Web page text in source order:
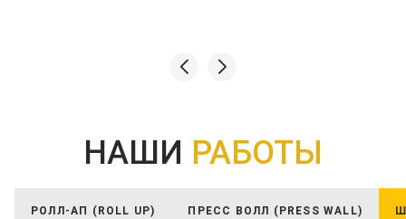
НАШИ РАБОТЫ
РОЛЛ-АП (ROLL UP) ПРЕСС ВОЛЛ (PRESS WALL)